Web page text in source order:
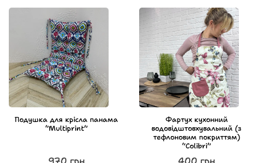
Подушка для крісла панама
“Multiprint”
Фартух кухонний
водовідштовхувальний (з
тефлоновим покриттям)
“Colibri”